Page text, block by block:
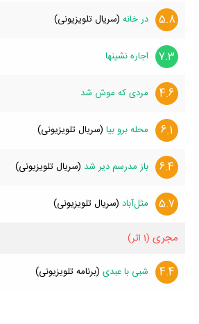
5.8 در خانه (سریال تلویزیونی)
7.3 اجاره نشینها
4.6 مردی که موش شد
6.1 محله برو بیا (سریال تلویزیونی)
6.4 باز مدرسم دیر شد (سریال تلویزیونی)
5.7 مثل‌آباد (سریال تلویزیونی)
مجری (1 اثر)
4.4 شبی با عبدی (برنامه تلویزیونی)